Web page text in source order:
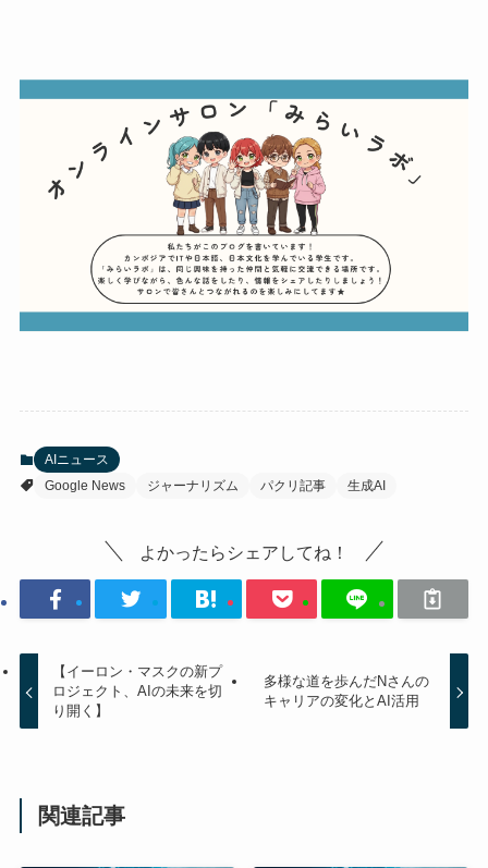
AIニュース
Google News
ジャーナリズム パクリ記事 生成AI
よかったらシェアしてね！
【イーロン・マスクの新プ
ロジェクト、AIの未来を切
り開く】
多様な道を歩んだNさんの
キャリアの変化とAI活用
関連記事